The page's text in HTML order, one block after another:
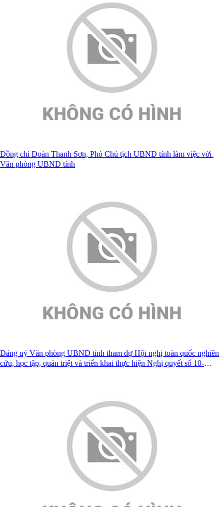
Đồng chí Đoàn Thanh Sơn, Phó Chủ tịch UBND tỉnh làm việc với
Văn phòng UBND tỉnh
Đảng uỷ Văn phòng UBND tỉnh tham dự Hội nghị toàn quốc nghiên
cứu, học tập, quán triệt và triển khai thực hiện Nghị quyết số 10-